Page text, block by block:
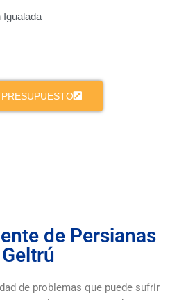
Igualada
de Persianas
de problemas que puede sufrir